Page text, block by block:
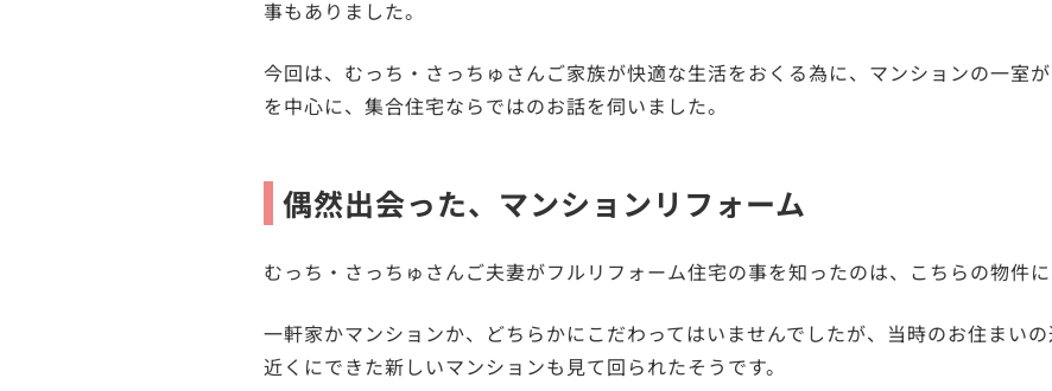
事もありました。
今回は、むっち・さっちゅさんご家族が快適な生活をおくる為に、マンションの一室
を中心に、集合住宅ならではのお話を伺いました。
偶然出会った、マンションリフォーム
むっち・さっちゅさんご夫妻がフルリフォーム住宅の事を知ったのは、こちらの物件に
一軒家かマンションか、どちらかにこだわってはいませんでしたが、当時のお住まい
近くにできた新しいマンションも見て回られたそうです。